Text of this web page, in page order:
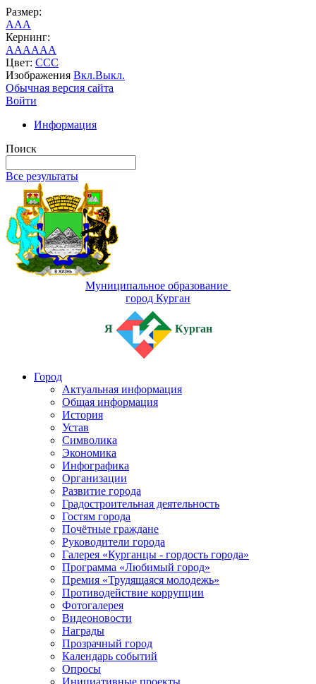
Размер:
AAA
Кернинг:
AAAAAA
Цвет: CCC
Изображения Вкл.Выкл.
Обычная версия сайта
Войти
Информация
Поиск
Все результаты
Муниципальное образование
город Курган
Я Курган
Город
Актуальная информация
Общая информация
История
Устав
Символика
Экономика
Инфографика
Организации
Развитие города
Градостроительная деятельность
Гостям города
Почётные граждане
Руководители города
Галерея «Курганцы - гордость города»
Программа «Любимый город»
Премия «Трудящаяся молодежь»
Противодействие коррупции
Фотогалерея
Видеоновости
Награды
Прозрачный город
Календарь событий
Опросы
Инициативные проекты